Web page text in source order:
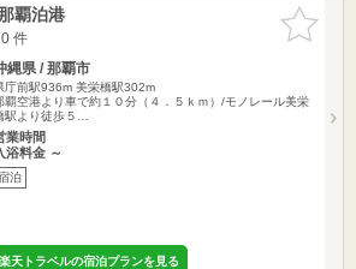
お気に入
りに追加
覇泊港
件
縄県 / 那覇市
庁前駅936m 美栄橋駅302m
覇空港より車で約１０分（４．５ｋｍ）/モノレール美栄
駅より徒歩５…
業時間
浴料金 ～
泊
楽天トラベルの宿泊プランを見る